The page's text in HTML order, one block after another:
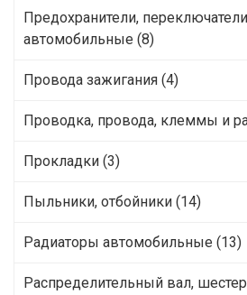
Предохранители,
автомобильные (8)
Провода зажигания (4)
Проводка, провода, клеммы и
Прокладки (3)
Пыльники, отбойники (14)
Радиаторы автомобильные (13)
Распределительный вал,